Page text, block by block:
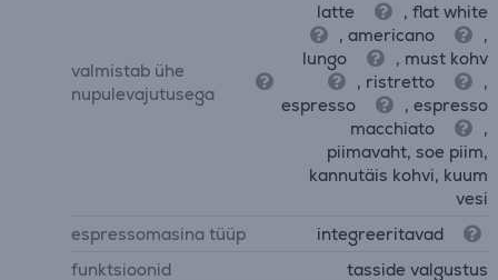
valmistab ühe
nupulevajutusega
latte
, flat white
, americano
,
lungo
, must kohv
, ristretto
,
espresso
, espresso
macchiato
,
piimavaht, soe piim,
kannutäis kohvi, kuum
vesi
espressomasina tüüp
integreeritavad
funktsioonid
tasside valgustus